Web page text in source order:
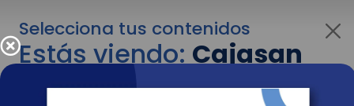
Selecciona tus contenidos
Estás viendo:Cajasan
para personas